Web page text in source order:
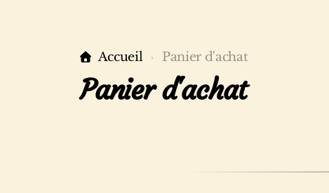
Accueil Panier d'achat
Panier d'achat